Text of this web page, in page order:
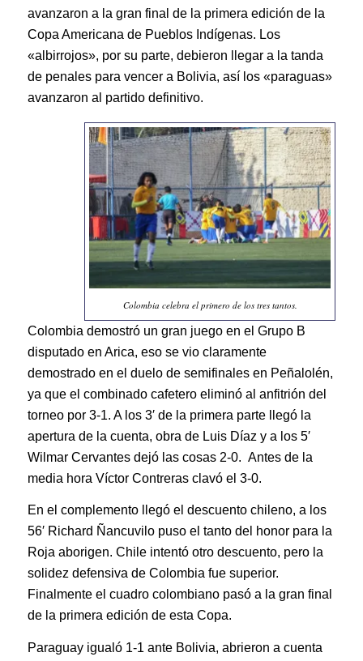
avanzaron a la gran final de la primera edición de la
Copa Americana de Pueblos Indígenas. Los
«albirrojos», por su parte, debieron llegar a la tanda
de penales para vencer a Bolivia, así los «paraguas»
avanzaron al partido definitivo.
Colombia celebra el primero de los tres tantos.
Colombia demostró un gran juego en el Grupo B
disputado en Arica, eso se vio claramente
demostrado en el duelo de semifinales en Peñalolén,
ya que el combinado cafetero eliminó al anfitrión del
torneo por 3-1. A los 3′ de la primera parte llegó la
apertura de la cuenta, obra de Luis Díaz y a los 5′
Wilmar Cervantes dejó las cosas 2-0. Antes de la
media hora Víctor Contreras clavó el 3-0.
En el complemento llegó el descuento chileno, a los
56′ Richard Ñancuvilo puso el tanto del honor para la
Roja aborigen. Chile intentó otro descuento, pero la
solidez defensiva de Colombia fue superior.
Finalmente el cuadro colombiano pasó a la gran final
de la primera edición de esta Copa.
Paraguay igualó 1-1 ante Bolivia, abrieron a cuenta